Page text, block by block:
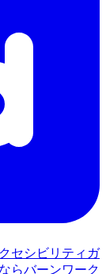
セシビリティガ
らバーンワーク